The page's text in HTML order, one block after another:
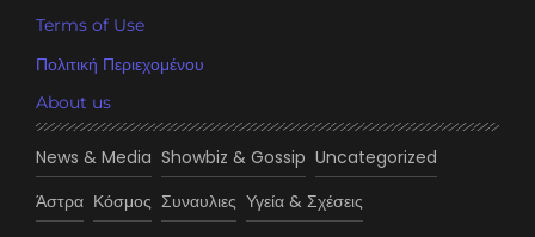
Terms of Use
Πολιτική Περιεχομένου
About us
News & Media Showbiz & Gossip Uncategorized
Άστρα Κόσμος Συναυλιες Υγεία & Σχέσεις